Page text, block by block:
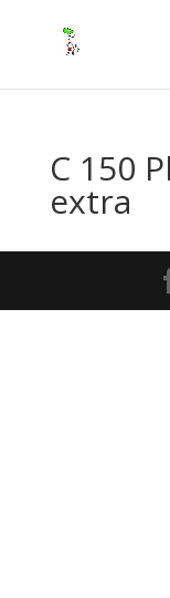
C 150
extra